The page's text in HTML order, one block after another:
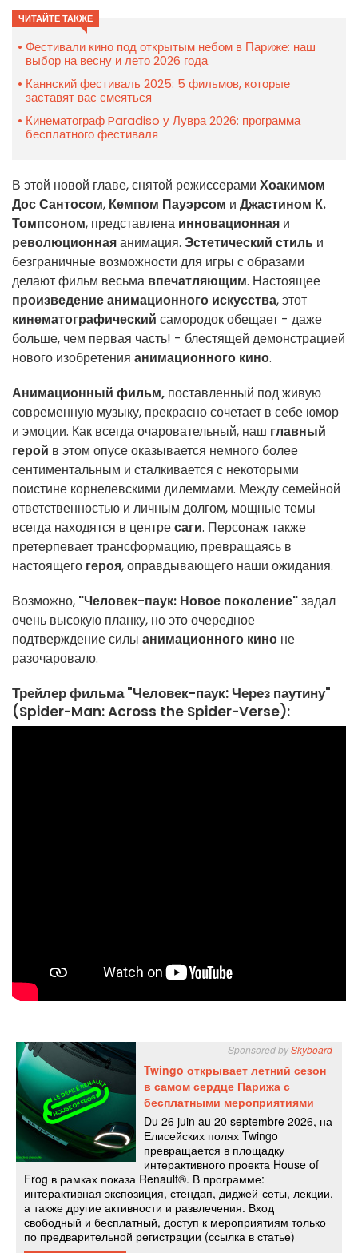
ЧИТАЙТЕ ТАКЖЕ
Фестивали кино под открытым небом в Париже: наш
выбор на весну и лето 2026 года
Каннский фестиваль 2025: 5 фильмов, которые
заставят вас смеяться
Кинематограф Paradiso у Лувра 2026: программа
бесплатного фестиваля
В этой новой главе, снятой режиссерами Хоакимом
Дос Сантосом, Кемпом Пауэрсом и Джастином К.
Томпсоном, представлена инновационная и
революционнаяанимация. Эстетический стиль и
безграничные возможности для игры с образами
делают фильм весьма впечатляющим. Настоящее
произведение анимационного искусства, этот
кинематографический самородок обещает - даже
больше, чем первая часть! - блестящей демонстрацией
нового изобретения анимационного кино.
Анимационный фильм, поставленный под живую
современную музыку, прекрасно сочетает в себе юмор
и эмоции. Как всегда очаровательный, наш главный
герой в этом опусе оказывается немного более
сентиментальным и сталкивается с некоторыми
поистине корнелевскими дилеммами. Между семейной
ответственностью и личным долгом, мощные темы
всегда находятся в центресаги. Персонаж также
претерпевает трансформацию, превращаясь в
настоящего героя, оправдывающего наши ожидания.
Возможно, "Человек-паук: Новое поколение"задал
очень высокую планку, но это очередное
подтверждение силы анимационного кино не
разочаровало.
Трейлер фильма "Человек-паук: Через паутину"
(Spider-Man: Across the Spider-Verse):